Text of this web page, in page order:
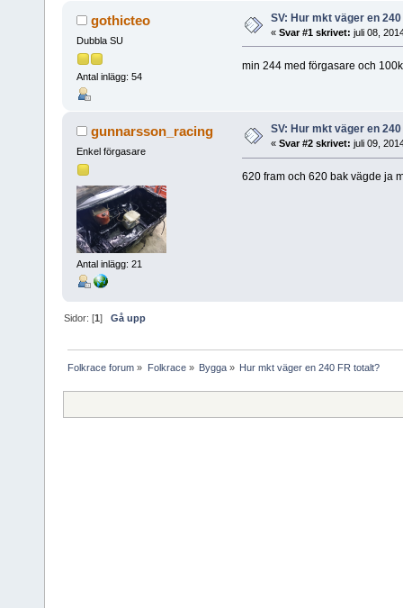
gothicteo
Dubbla SU
Antal inlägg: 54
SV: Hur mkt väger en
« Svar #1 skrivet: juli 08,
min 244 med förgasare och
gunnarsson_racing
Enkel förgasare
Antal inlägg: 21
SV: Hur mkt väger en
« Svar #2 skrivet: juli 09,
620 fram och 620 bak vägde ja
Sidor: [1]Gå upp
Folkrace forum » Folkrace» Bygga» Hur mkt väger en 240 FR totalt?